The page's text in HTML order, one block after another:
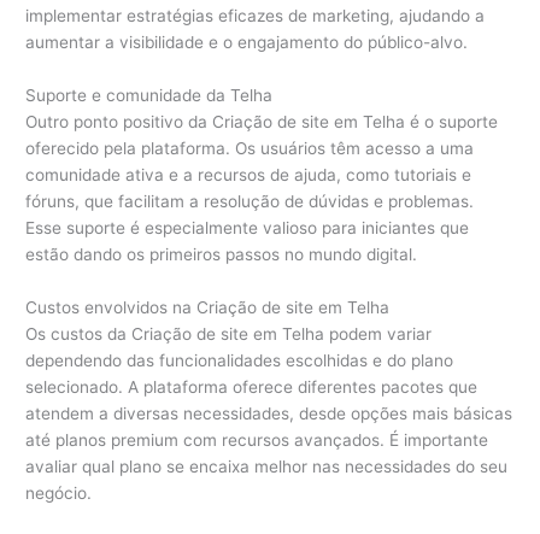
implementar estratégias eficazes de marketing, ajudando a
aumentar a visibilidade e o engajamento do público-alvo.
Suporte e comunidade da Telha
Outro ponto positivo da Criação de site em Telha é o suporte
oferecido pela plataforma. Os usuários têm acesso a uma
comunidade ativa e a recursos de ajuda, como tutoriais e
fóruns, que facilitam a resolução de dúvidas e problemas.
Esse suporte é especialmente valioso para iniciantes que
estão dando os primeiros passos no mundo digital.
Custos envolvidos na Criação de site em Telha
Os custos da Criação de site em Telha podem variar
dependendo das funcionalidades escolhidas e do plano
selecionado. A plataforma oferece diferentes pacotes que
atendem a diversas necessidades, desde opções mais básicas
até planos premium com recursos avançados. É importante
avaliar qual plano se encaixa melhor nas necessidades do seu
negócio.